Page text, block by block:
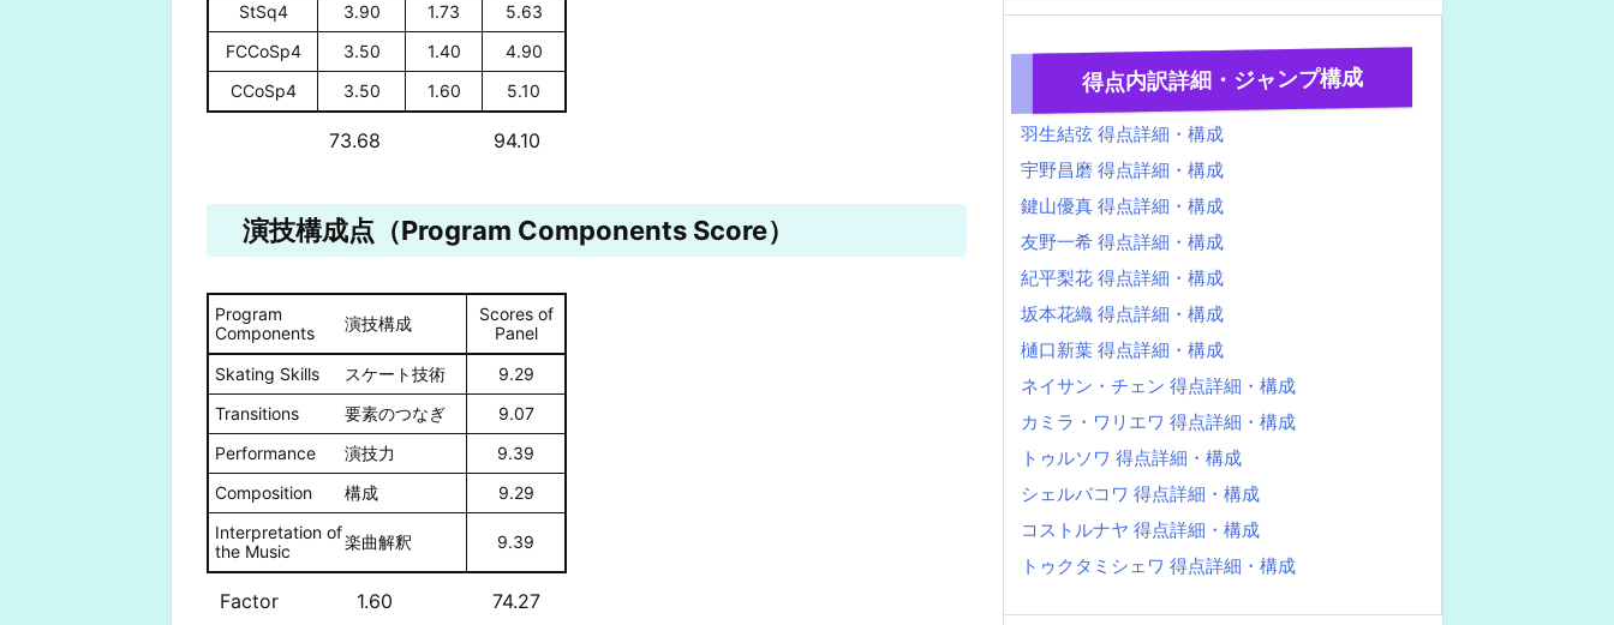
StSq4
3.90 1.73
5.63
FCCoSp4
3.50 1.40
4.90
CCoSp4
3.50 1.60 5.10
73.68 94.10
演技構成点（Program Components Score）
Program
Components
演技構成
Scores of
Panel
Skating Skills
スケート技術
9.29
Transitions
要素のつなぎ
9.07
Performance
演技力
9.39
Composition
構成
9.29
Interpretation of
the Music
楽曲解釈 9.39
Factor 1.60 74.27
得点内訳詳細・ジャンプ構成
羽生結弦 得点詳細・構成
宇野昌磨 得点詳細・構成
鍵山優真 得点詳細・構成
友野一希 得点詳細・構成
紀平梨花 得点詳細・構成
坂本花織 得点詳細・構成
樋口新葉 得点詳細・構成
ネイサン・チェン 得点詳細・構成
カミラ・ワリエワ 得点詳細・構成
トゥルソワ 得点詳細・構成
シェルバコワ 得点詳細・構成
コストルナヤ 得点詳細・構成
トゥクタミシェワ 得点詳細・構成